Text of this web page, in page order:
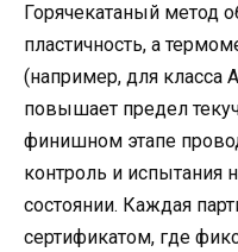
Горячекатаный метод
пластичность, а
(например, для класса
повышает предел
финишном этапе
контроль и испытания
состоянии. Каждая
сертификатом, где